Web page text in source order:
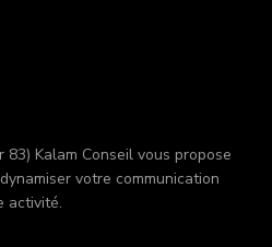
83) Kalam Conseil vous propose
votre communication
activité.